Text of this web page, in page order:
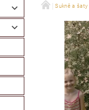
MIKINY
Sukně a šaty